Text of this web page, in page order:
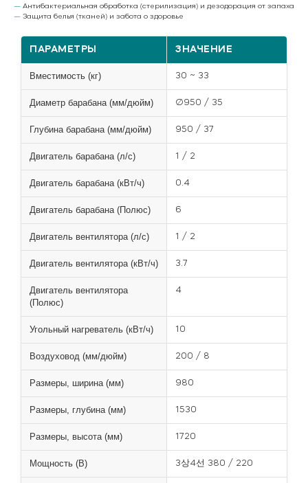
— Антибактериальная обработка (стерилизация) и дезодорация от запаха
— Защита белья (тканей) и забота о здоровье
ПАРАМЕТРЫ ЗНАЧЕНИЕ
Вместимость (кг) 30 ~ 33
Диаметр барабана (мм/дюйм) Ø950 / 35
Глубина барабана (мм/дюйм) 950 / 37
Двигатель барабана (л/с) 1 / 2
Двигатель барабана (кВт/ч) 0.4
Двигатель барабана (Полюс) 6
Двигатель вентилятора (л/с) 1 / 2
Двигатель вентилятора (кВт/ч) 3.7
Двигатель вентилятора
(Полюс)
4
Угольный нагреватель (кВт/ч) 10
Воздуховод (мм/дюйм) 200 / 8
Размеры, ширина (мм) 980
Размеры, глубина (мм) 1530
Размеры, высота (мм) 1720
Мощность (В) 3상4선 380 / 220